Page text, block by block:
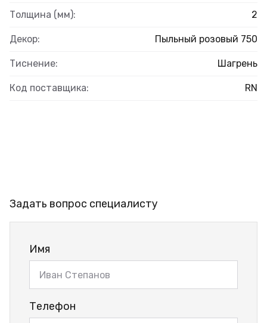
Толщина (мм): 2
Декор: Пыльный розовый 750
Тиснение: Шагрень
Код поставщика: RN
Задать вопрос специалисту
Имя
Телефон